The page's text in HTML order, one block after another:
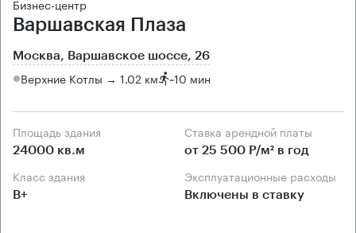
Бизнес-центр
Варшавская Плаза
Москва, Варшавское шоссе, 26
Верхние Котлы → 1.02 км ~10 мин
Площадь здания
24000 кв.м
Ставка арендной платы
от 25 500 Р/м² в год
Класс здания
B+
Эксплуатационные расходы
Включены в ставку